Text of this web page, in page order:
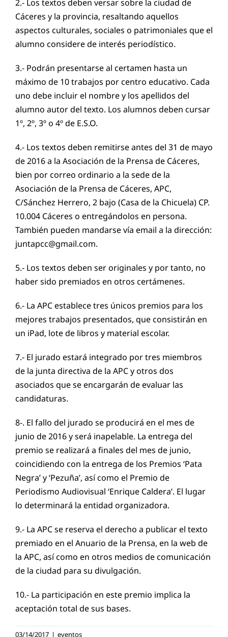
2.- Los textos deben versar sobre la ciudad de
Cáceres y la provincia, resaltando aquellos
aspectos culturales, sociales o patrimoniales que el
alumno considere de interés periodístico.
3.- Podrán presentarse al certamen hasta un
máximo de 10 trabajos por centro educativo. Cada
uno debe incluir el nombre y los apellidos del
alumno autor del texto. Los alumnos deben cursar
1º, 2º, 3º o 4º de E.S.O.
4.- Los textos deben remitirse antes del 31 de mayo
de 2016 a la Asociación de la Prensa de Cáceres,
bien por correo ordinario a la sede de la
Asociación de la Prensa de Cáceres, APC,
C/Sánchez Herrero, 2 bajo (Casa de la Chicuela) CP.
10.004 Cáceres o entregándolos en persona.
También pueden mandarse vía email a la dirección:
juntapcc@gmail.com.
5.- Los textos deben ser originales y por tanto, no
haber sido premiados en otros certámenes.
6.- La APC establece tres únicos premios para los
mejores trabajos presentados, que consistirán en
un iPad, lote de libros y material escolar.
7.- El jurado estará integrado por tres miembros
de la junta directiva de la APC y otros dos
asociados que se encargarán de evaluar las
candidaturas.
8-. El fallo del jurado se producirá en el mes de
junio de 2016 y será inapelable. La entrega del
premio se realizará a finales del mes de junio,
coincidiendo con la entrega de los Premios ‘Pata
Negra’ y ‘Pezuña’, así como el Premio de
Periodismo Audiovisual ‘Enrique Caldera’. El lugar
lo determinará la entidad organizadora.
9.- La APC se reserva el derecho a publicar el texto
premiado en el Anuario de la Prensa, en la web de
la APC, así como en otros medios de comunicación
de la ciudad para su divulgación.
10.- La participación en este premio implica la
aceptación total de sus bases.
03/14/2017 | eventos